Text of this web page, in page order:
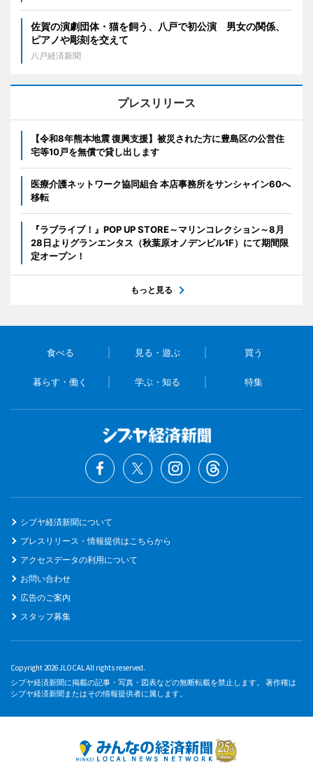
佐賀の演劇団体・猫を飼う、八戸で初公演 男女の関係、
ピアノや彫刻を交えて
八戸経済新聞
プレスリリース
【令和8年熊本地震 復興支援】被災された方に豊島区の公営住
宅等10戸を無償で貸し出します
医療介護ネットワーク協同組合 本店事務所をサンシャイン60へ
移転
『ラブライブ！』POP UP STORE～マリンコレクション～8月
28日よりグランエンタス（秋葉原オノデンビル1F）にて期間限
定オープン！
もっと見る
食べる 見る・遊ぶ 買う
暮らす・働く 学ぶ・知る 特集
シブヤ経済新聞について
プレスリリース・情報提供はこちらから
アクセスデータの利用について
お問い合わせ
広告のご案内
スタッフ募集
Copyright 2026 JLOCAL All rights reserved.
シブヤ経済新聞に掲載の記事・写真・図表などの無断転載を禁止します。 著作権は
シブヤ経済新聞またはその情報提供者に属します。